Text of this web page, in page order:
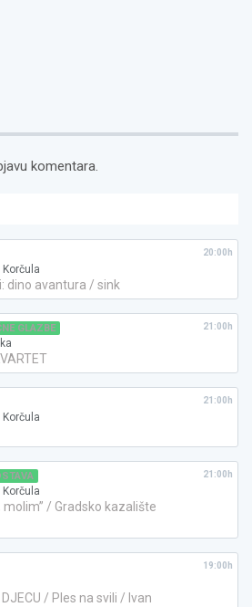
komentara.
dino avantura / sink
20:00h
GLAZBE 21:00h
21:00h
molim” / Gradsko kazalište
21:00h
DJECU / Ples na svili / Ivan
19:00h